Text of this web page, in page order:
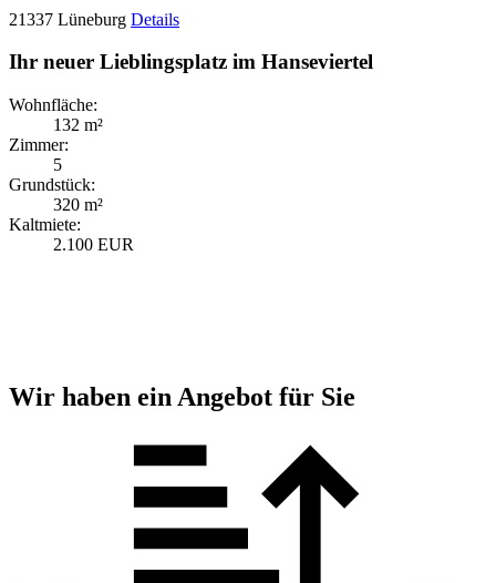
21337 Lüneburg Details
Ihr neuer Lieblingsplatz im Hanseviertel
Wohnfläche:
132 m²
Zimmer:
5
Grundstück:
320 m²
Kaltmiete:
2.100 EUR
Wir haben ein Angebot für Sie